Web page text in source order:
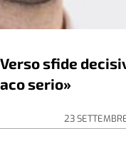
sfide
serio»
23